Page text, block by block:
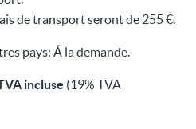
de transport seront de 255 €.
pays: Á la demande.
incluse (19% TVA